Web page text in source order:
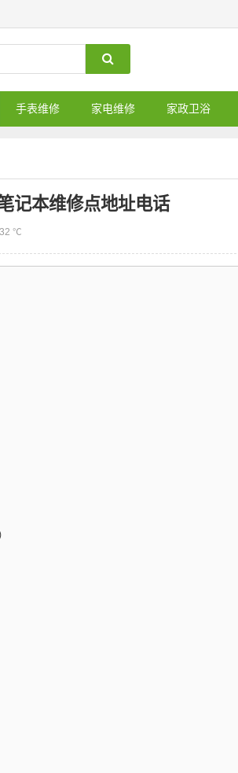
手表维修 家电维修 家政卫浴
记本维修点地址电话
℃